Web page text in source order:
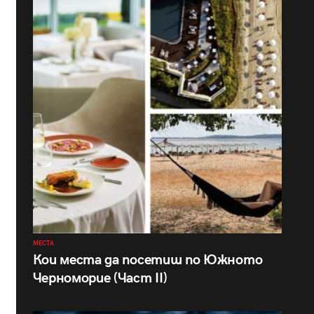
МЕСТА
Кои места да посетиш по Южното
Черноморие (Част II)